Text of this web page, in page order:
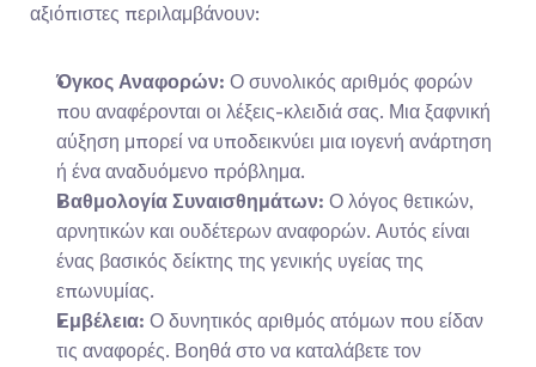
αξιόπιστες περιλαμβάνουν:
Όγκος Αναφορών: Ο συνολικός αριθμός φορών
που αναφέρονται οι λέξεις-κλειδιά σας. Μια ξαφνική
αύξηση μπορεί να υποδεικνύει μια ιογενή ανάρτηση
ή ένα αναδυόμενο πρόβλημα.
Βαθμολογία Συναισθημάτων: Ο λόγος θετικών,
αρνητικών και ουδέτερων αναφορών. Αυτός είναι
ένας βασικός δείκτης της γενικής υγείας της
επωνυμίας.
Εμβέλεια: Ο δυνητικός αριθμός ατόμων που είδαν
τις αναφορές. Βοηθά στο να καταλάβετε τον